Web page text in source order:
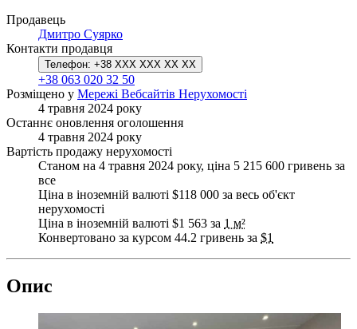
Продавець
Дмитро Суярко
Контакти продавця
Телефон: +38 XXX XXX XX XX
+38 063 020 32 50
Розміщено у Мережі Вебсайтів Нерухомості
4 травня 2024 року
Останнє оновлення оголошення
4 травня 2024 року
Вартість продажу нерухомості
Станом на 4 травня 2024 року, ціна 5 215 600 гривень за
все
Ціна в іноземній валюті $118 000 за весь об'єкт
нерухомості
Ціна в іноземній валюті $1 563 за 1 м²
Конвертовано за курсом 44.2 гривень за $1
Опис